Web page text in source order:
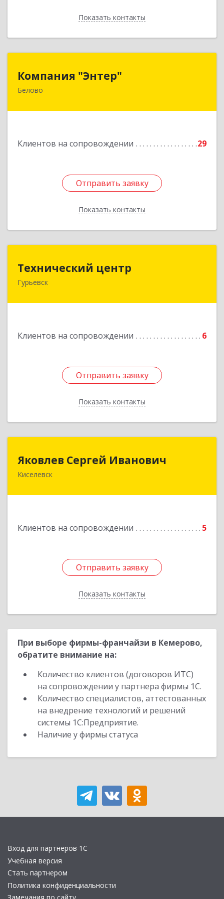
Показать контакты
Назад
Компания "Энтер"
Белово
Клиентов на сопровождении 29
Отправить заявку
Показать контакты
652600, Кемеровская обл, Белово г, Почтовый
Отправить заявку
Назад
Технический центр
Гурьевск
Клиентов на сопровождении 6
Отправить заявку
Показать контакты
Отправить заявку
Назад
Яковлев Сергей Иванович
Киселевск
Клиентов на сопровождении 5
Отправить заявку
Показать контакты
Яковлев Сергей Иванович
650002, Кемеровская обл, г.Кемерово, пр-т
Отправить заявку
Назад
При выборе фирмы-франчайзи в Кемерово,
обратите внимание на:
Количество клиентов (договоров ИТС)
на сопровождении у партнера фирмы 1С.
Количество специалистов, аттестованных
на внедрение технологий и решений
системы 1С:Предприятие.
Наличие у фирмы статуса
Вход для партнеров 1С
Учебная версия
Стать партнером
Политика конфиденциальности